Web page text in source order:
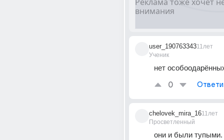
user_190763343
Ученик
11лет
нет
0
chelovek_mira_16
Просветленный
11лет
они и были